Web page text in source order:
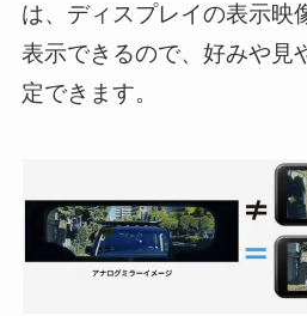
は、ディスプレイの表示映
表示できるので、好みや見
定できます。